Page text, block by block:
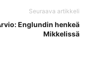
Seuraava artikkeli
Englundin henkeä
Mikkelissä